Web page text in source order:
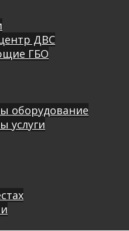
ДВС
ГБО
оборудование
услуги